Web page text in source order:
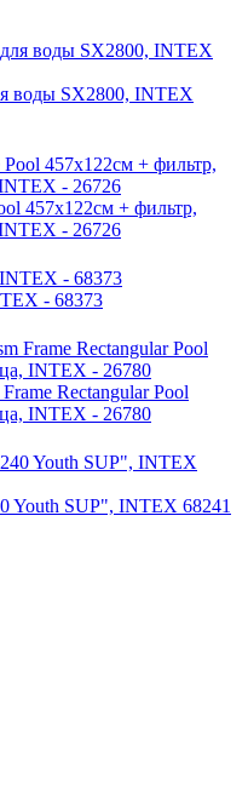
воды SX2800, INTEX
457х122см + фильтр,
- 26726
- 68373
Rectangular Pool
INTEX - 26780
Youth SUP", INTEX 68241